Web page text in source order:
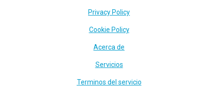
Privacy Policy
Cookie Policy
Acerca de
Servicios
Terminos del servicio